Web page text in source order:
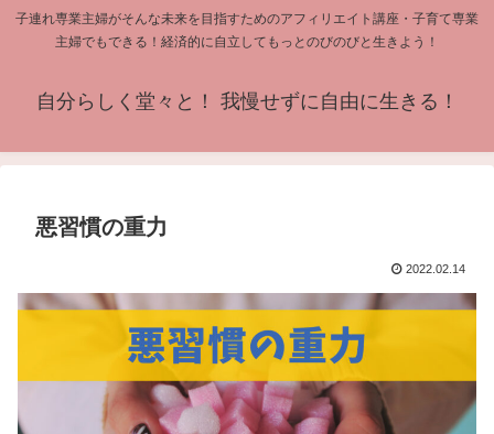
子連れ専業主婦がそんな未来を目指すためのアフィリエイト講座・子育て専業
主婦でもできる！経済的に自立してもっとのびのびと生きよう！
自分らしく堂々と！ 我慢せずに自由に生きる！
悪習慣の重力
2022.02.14